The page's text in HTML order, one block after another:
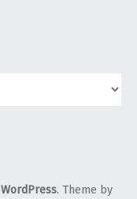
WordPress. Theme by